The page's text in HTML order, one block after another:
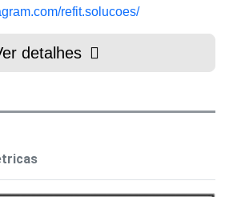
refit.solucoes/
detalhes